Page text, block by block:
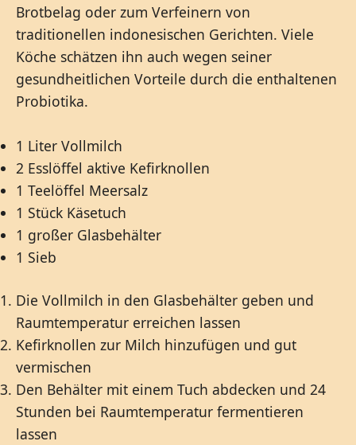
Brotbelag oder zum Verfeinern von
traditionellen indonesischen Gerichten. Viele
Köche schätzen ihn auch wegen seiner
gesundheitlichen Vorteile durch die enthaltenen
Probiotika.
1 Liter Vollmilch
2 Esslöffel aktive Kefirknollen
1 Teelöffel Meersalz
1 Stück Käsetuch
1 großer Glasbehälter
1 Sieb
Die Vollmilch in den Glasbehälter geben und
Raumtemperatur erreichen lassen
Kefirknollen zur Milch hinzufügen und gut
vermischen
Den Behälter mit einem Tuch abdecken und 24
Stunden bei Raumtemperatur fermentieren
lassen